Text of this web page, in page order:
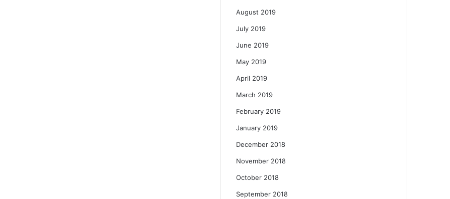
August 2019
July 2019
June 2019
May 2019
April 2019
March 2019
February 2019
January 2019
December 2018
November 2018
October 2018
September 2018